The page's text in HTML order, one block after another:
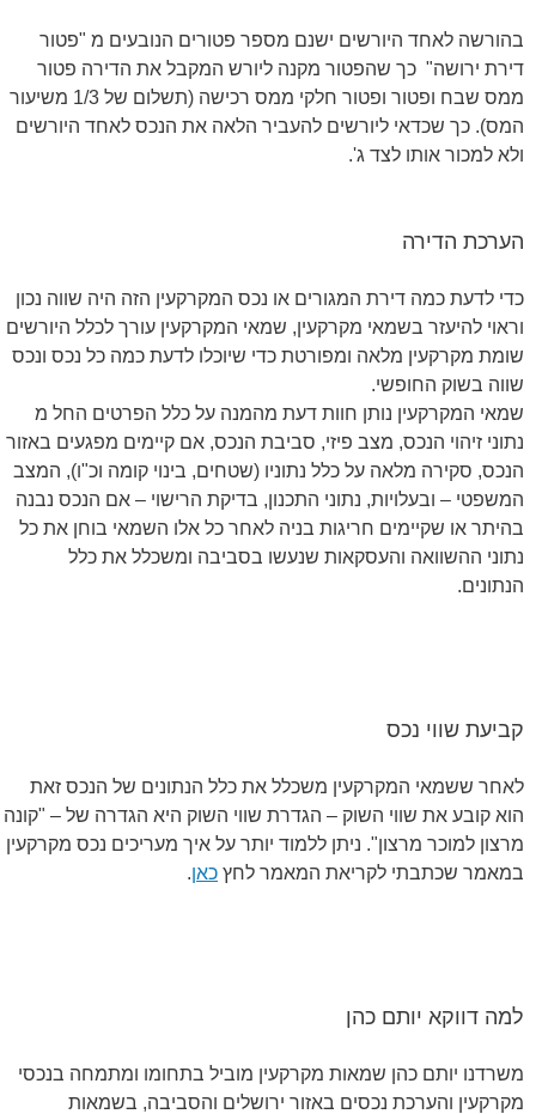
בהורשה לאחד היורשים ישנם מספר פטורים הנובעים מ "פטור
דירת ירושה" כך שהפטור מקנה ליורש המקבל את הדירה פטור
ממס שבח ופטור ופטור חלקי ממס רכישה (תשלום של 1/3 משיעור
המס). כך שכדאי ליורשים להעביר הלאה את הנכס לאחד היורשים
ולא למכור אותו לצד ג'.
הערכת הדירה
כדי לדעת כמה דירת המגורים או נכס המקרקעין הזה היה שווה נכון
וראוי להיעזר בשמאי מקרקעין, שמאי המקרקעין עורך לכלל היורשים
שומת מקרקעין מלאה ומפורטת כדי שיוכלו לדעת כמה כל נכס ונכס
שווה בשוק החופשי.
שמאי המקרקעין נותן חוות דעת מהמנה על כלל הפרטים החל מ
נתוני זיהוי הנכס, מצב פיזי, סביבת הנכס, אם קיימים מפגעים באזור
הנכס, סקירה מלאה על כלל נתוניו (שטחים, בינוי קומה וכ"ו), המצב
המשפטי – ובעלויות, נתוני התכנון, בדיקת הרישוי – אם הנכס נבנה
בהיתר או שקיימים חריגות בניה לאחר כל אלו השמאי בוחן את כל
נתוני ההשוואה והעסקאות שנעשו בסביבה ומשכלל את כלל
הנתונים.
קביעת שווי נכס
לאחר ששמאי המקרקעין משכלל את כלל הנתונים של הנכס זאת
הוא קובע את שווי השוק – הגדרת שווי השוק היא הגדרה של – "קונה
מרצון למוכר מרצון". ניתן ללמוד יותר על איך מעריכים נכס מקרקעין
במאמר שכתבתי לקריאת המאמר לחץ כאן.
למה דווקא יותם כהן
משרדנו יותם כהן שמאות מקרקעין מוביל בתחומו ומתמחה בנכסי
מקרקעין והערכת נכסים באזור ירושלים והסביבה, בשמאות